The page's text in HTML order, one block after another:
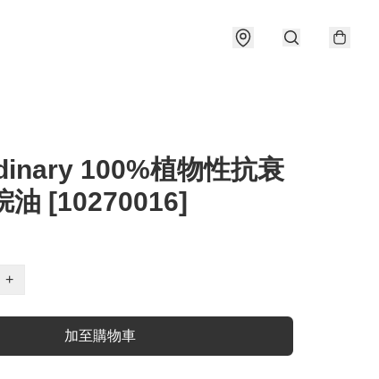
100%植物性抗衰
油 [10270016]
+
加至購物車